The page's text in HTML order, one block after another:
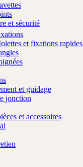
et sécurité
et fixations rapides
et guidage
jonction
et accessoires